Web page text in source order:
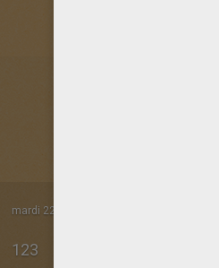
mardi 22 Octobre 2019 à 08h32
123